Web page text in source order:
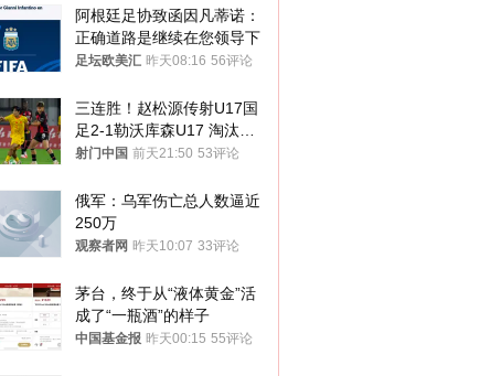
阿根廷足协致函因凡蒂诺：
正确道路是继续在您领导下
足坛欧美汇 昨天08:16 56评论
三连胜！赵松源传射U17国
足2-1勒沃库森U17 淘汰赛
将战河床
射门中国 前天21:50 53评论
俄军：乌军伤亡总人数逼近
250万
观察者网 昨天10:07 33评论
茅台，终于从“液体黄金”活
成了“一瓶酒”的样子
中国基金报 昨天00:15 55评论